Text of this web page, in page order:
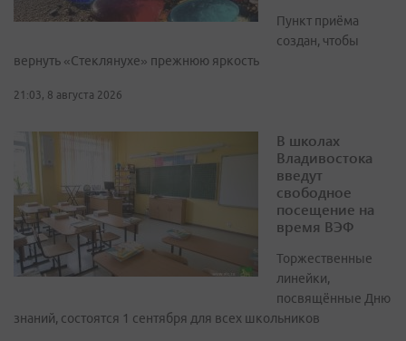
Пункт приёма
создан, чтобы
вернуть «Стеклянухе» прежнюю яркость
21:03, 8 августа 2026
В школах
Владивостока
введут
свободное
посещение на
время ВЭФ
Торжественные
линейки,
посвящённые Дню
знаний, состоятся 1 сентября для всех школьников